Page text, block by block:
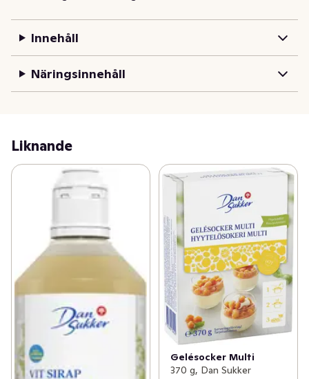
glykossirapen att kolan kristalliseras och blir grynig.
Glykossirap är en blandning av olika sockerarter som
och våra andra sirapar ligger i råvaran. Glykossirapen är
dessutom inte lika söt som vanlig sirap.
Innehåll
Näringsinnehåll
Liknande
Gelésocker Multi
370 g, Dan Sukker